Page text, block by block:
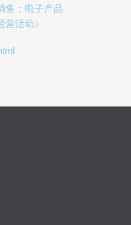
售；电子产品
活动）